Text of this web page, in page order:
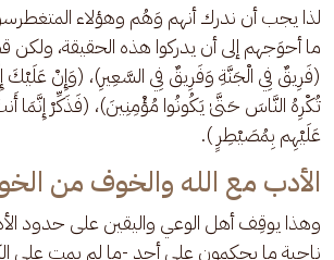
لذا يجب أن ندرك أنهم وَهُم وهؤلاء
ما أحوَجهم إلى أن يدركوا هذه الحقيقة،
(فَرِيقٌ فِي الْجَنَّةِ وَفَرِيقٌ فِي السَّعِيرِ)، (وَإِنْ عَلَيْكَ
تُكْرِهُ النَّاسَ حَتَّىٰ يَكُونُوا مُؤْمِنِينَ)، (فَذَكِّرْ
عَلَيْهِم بِمُصَيْطِرٍ ).
الأدب مع الله والخوف من
وهذا يوقِف أهل الوعي واليقين على حدود
ناحية ما يحكمون على أحد -ما لم يمت على